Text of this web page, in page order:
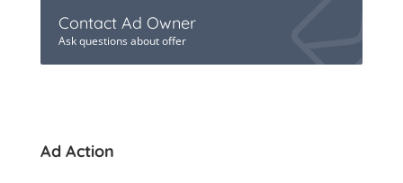
Contact Ad Owner
Ask questions about offer
Ad Action